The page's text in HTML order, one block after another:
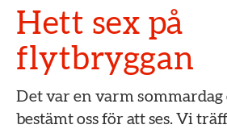
Hett sex på
flytbryggan
Det var en varm
bestämt oss för att ses. Vi